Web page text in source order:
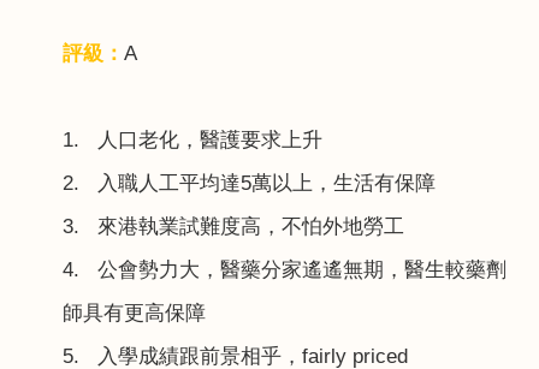
評級： A
1.
人口老化，醫護要求上升
2. 入職人工平均達5萬以上，生活有保障
3. 來港執業試難度高，不怕外地勞工
4. 公會勢力大，醫藥分家遙遙無期，醫生較藥劑
師具有更高保障
5. 入學成績跟前景相乎， fairly priced